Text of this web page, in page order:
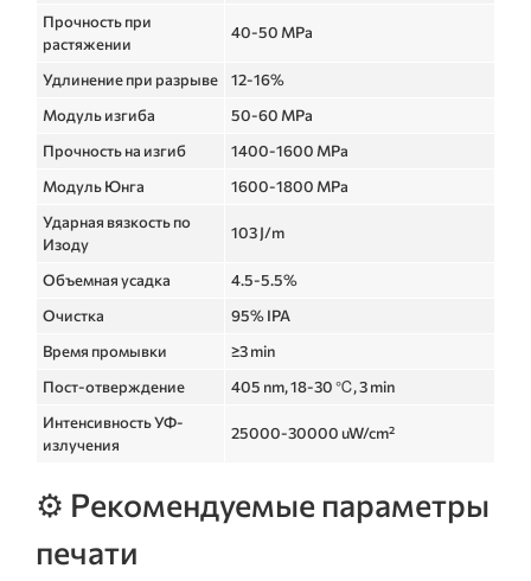
Прочность при
растяжении
40-50 MPa
Удлинение при разрыве
12-16%
Модуль изгиба
50-60 MPa
Прочность на изгиб
1400-1600 MPa
Модуль Юнга
1600-1800 MPa
Ударная вязкость по
Изоду
103 J/m
Объемная усадка
4.5-5.5%
Очистка
95% IPA
Время промывки
≥3 min
Пост-отверждение
405 nm, 18-30 ℃, 3 min
Интенсивность УФ-
излучения
25000-30000 uW/cm²
⚙️ Рекомендуемые параметры
печати